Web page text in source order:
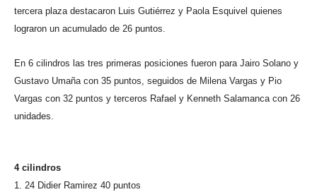
tercera plaza destacaron Luis Gutiérrez y Paola Esquivel quienes
lograron un acumulado de 26 puntos.
En 6 cilindros las tres primeras posiciones fueron para Jairo Solano y
Gustavo Umaña con 35 puntos, seguidos de Milena Vargas y Pio
Vargas con 32 puntos y terceros Rafael y Kenneth Salamanca con 26
unidades.
4 cilindros
1. 24 Didier Ramirez 40 puntos